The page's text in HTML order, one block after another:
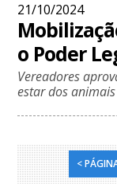
21/10/2024
o Poder
Vereadores
estar dos animais
<